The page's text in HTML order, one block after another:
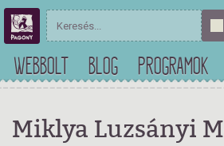
WEBBOLT BLOG PROGRAMOK
Miklya Luzsányi